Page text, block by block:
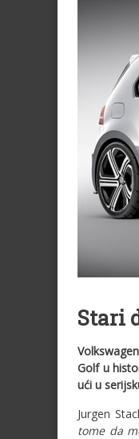
Stari
Golf u
ući u
Jurgen
tome da